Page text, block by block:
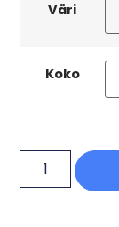
Väri
Koko